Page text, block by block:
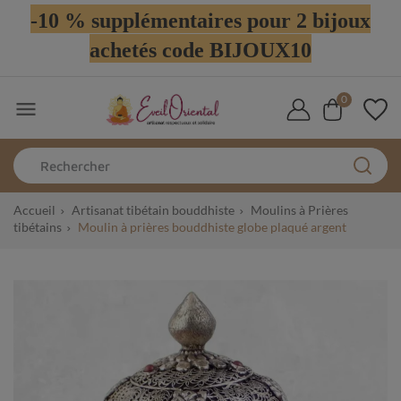
-10 % supplémentaires pour 2 bijoux
achetés code BIJOUX10
 0
Accueil Artisanat tibétain bouddhiste
Moulins à Prières
tibétains
Moulin à prières bouddhiste globe plaqué argent